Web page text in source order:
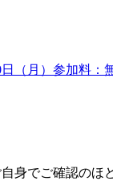
（月）参加料
身でご確認のほ